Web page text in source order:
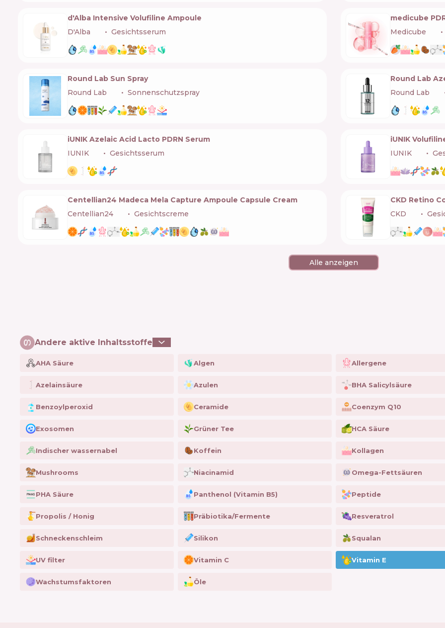
d'Alba Intensive Volufiline Ampoule
D'Alba
Gesichtsserum
medicube
Medicube
Round Lab Sun Spray
Round Lab
Sonnenschutzspray
Round Lab
Round Lab
iUNIK Azelaic Acid Lacto PDRN Serum
IUNIK
Gesichtsserum
iUNIK
IUNIK
Centellian24 Madeca Mela Capture Ampoule Capsule Cream
Centellian24
Gesichtscreme
CKD Retino
CKD
Alle anzeigen
Andere aktive Inhaltsstoffe
AHA Säure Algen Allergene
Azelainsäure Azulen BHA Salicylsäure
Benzoylperoxid Ceramide Coenzym Q10
Exosomen Grüner Tee HCA Säure
Indischer wassernabel Koffein Kollagen
Mushrooms Niacinamid Omega-Fettsäuren
PHA Säure Panthenol (Vitamin B5) Peptide
Propolis / Honig Präbiotika/Fermente Resveratrol
Schneckenschleim Silikon Squalan
UV filter Vitamin C Vitamin E
Wachstumsfaktoren Öle